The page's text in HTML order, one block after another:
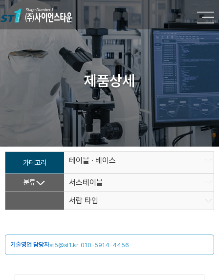
제품상세
카테고리 테이블 · 베이스
분류
서스테이블
서랍 타입
기술영업 담당자st5@st1.kr 010-5914-4456